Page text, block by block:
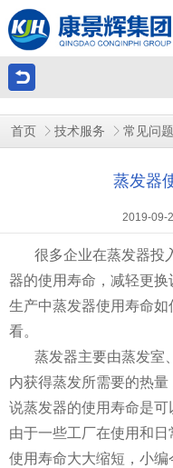
首页 技术服务 常见问
蒸发器
2019-09-
很多企业在蒸发器投
器的使用寿命，减轻更
生产中蒸发器使用寿命
看。
蒸发器主要由蒸发室
内获得蒸发所需要的热
说蒸发器的使用寿命是
由于一些工厂在使用和
使用寿命大大缩短，小